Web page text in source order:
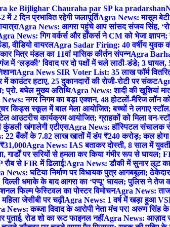
ke Bijlighar Chauraha par SP ka pradarshan
2 दिन प्रभावित रहेगी जलापूर्तिAgra News: मासूम
Agra News: आगरा पहुंचे आप सांसद संजय सिंह,
News: गिग वर्कर्स और हॉकर्स ने CM को भेजा ज्ञापन;
वीडियो वायरलAgra Sadar Firing: 40 वर्षीय युवक
मित्र मंडल का 11वां मासिक कीर्तन संपन्नAgra
‘लड़की’ विवाद पर दो पक्षों में चले लाठी-डंडे; 3 घायल,
Agra News SIR Voter List: 35 लाख फॉर्म
हटाए, 25 दुकानदारों की रोजी-रोटी पर संकट
प्रो. बघेल मुख्य अतिथिAgra News: शादी की खुशियां
नगर निगम का बड़ा एक्शन, 48 होटलों-मैरिज लॉन
किड्स स्कूल में बाल मेला आयोजित; बच्चों ने लगाए
आउटरीच कार्यक्रम आयोजित; ग्राहकों को मिला वन-
खंगालेगी एटीएसAgra News: हॉस्पिटल संचालक
22 बैंकों के 7.82 लाख खातों में डंप ₹240 करोड़; कल होगा
Agra News: IAS बताकर दोस्ती, 8 साल में
गार्डों पर सरियों से हमला कर किया गंभीर रूप से घायल;
से FIR में ढिलाई!Agra News: डौकी में सुनार लूट का
News: घटिया निर्माण पर विधायक पुत्र आगबबूला;
धमाके के बाद आगरा का ‘पप्पू’ घायल; पुलिस ने तेज
फिल्म फेस्टिवल का पोस्टर विमोचनAgra News:
जेसीबी पर चढ़ीAgra News: 1 वर्ष में खड़ा हुआ
News: कब्जा विवाद के आरोपी नेता मंच पर! अरुण सिंह के
पुताई, रोड शो का रूट फाइनल नहींAgra News: आज़ाद